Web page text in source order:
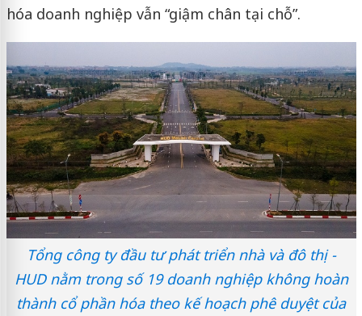
hóa doanh nghiệp vẫn “giậm chân tại chỗ”.
Tổng công ty đầu tư phát triển nhà và đô thị -
HUD nằm trong số 19 doanh nghiệp không hoàn
thành cổ phần hóa theo kế hoạch phê duyệt của